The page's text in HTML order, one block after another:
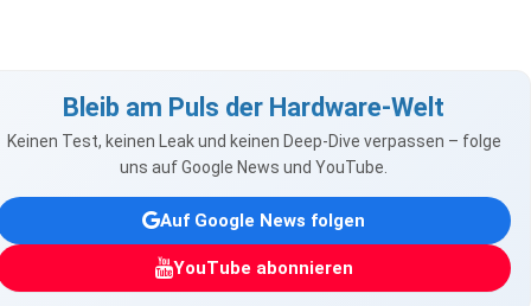
Bleib am Puls der Hardware-Welt
Keinen Test, keinen Leak und keinen Deep-Dive verpassen – folge
uns auf Google News und YouTube.
Auf Google News folgen
YouTube abonnieren